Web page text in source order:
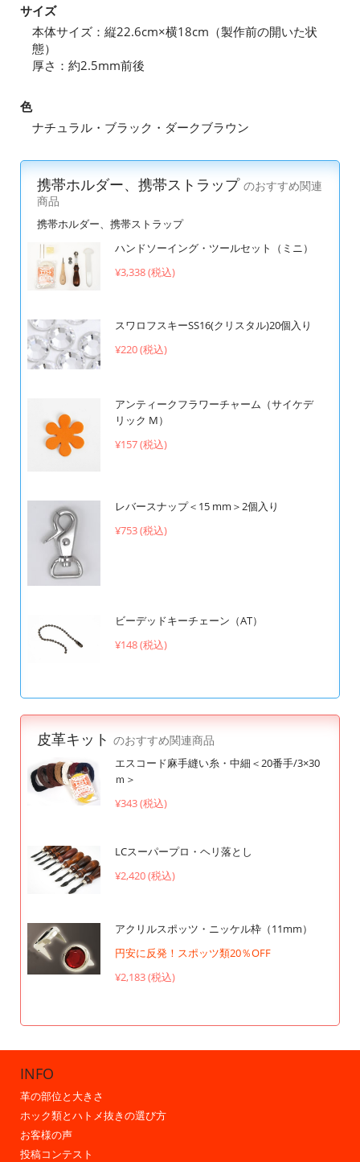
サイズ
本体サイズ：縦22.6cm×横18cm（製作前の開いた状
態）
厚さ：約2.5mm前後
色
ナチュラル・ブラック・ダークブラウン
携帯ホルダー、携帯ストラップ のおすすめ関連
商品
携帯ホルダー、携帯ストラップ
ハンドソーイング・ツールセット（ミニ）
¥3,338 (税込)
スワロフスキーSS16(クリスタル)20個入り
¥220 (税込)
アンティークフラワーチャーム（サイケデ
リック M）
¥157 (税込)
レバースナップ＜15 mm＞2個入り
¥753 (税込)
ビーデッドキーチェーン（AT）
¥148 (税込)
皮革キット のおすすめ関連商品
エスコード麻手縫い糸・中細＜20番手/3×30
ｍ＞
¥343 (税込)
LCスーパープロ・ヘリ落とし
¥2,420 (税込)
アクリルスポッツ・ニッケル枠（11mm）
円安に反発！スポッツ類20％OFF
¥2,183 (税込)
INFO
革の部位と大きさ
ホック類とハトメ抜きの選び方
お客様の声
投稿コンテスト